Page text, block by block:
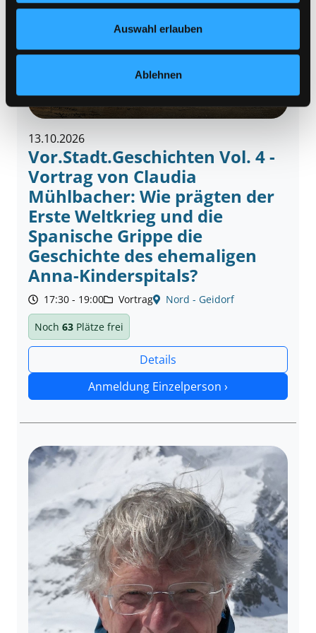
Auswahl erlauben
Ablehnen
13.10.2026
Vor.Stadt.Geschichten Vol. 4 -
Vortrag von Claudia
Mühlbacher: Wie prägten der
Erste Weltkrieg und die
Spanische Grippe die
Geschichte des ehemaligen
Anna-Kinderspitals?
17:30 - 19:00 Vortrag Nord - Geidorf
Noch 63 Plätze frei
Details
Anmeldung Einzelperson ›
© L.T. Neumann